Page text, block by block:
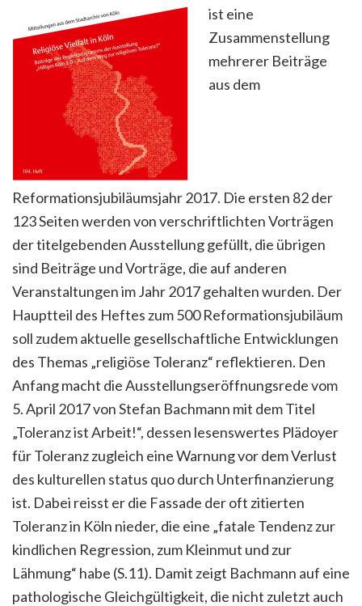
ist eine
Zusammenstellung
mehrerer Beiträge
aus dem
Reformationsjubiläumsjahr 2017. Die ersten 82 der
123 Seiten werden von verschriftlichten Vorträgen
der titelgebenden Ausstellung gefüllt, die übrigen
sind Beiträge und Vorträge, die auf anderen
Veranstaltungen im Jahr 2017 gehalten wurden. Der
Hauptteil des Heftes zum 500 Reformationsjubiläum
soll zudem aktuelle gesellschaftliche Entwicklungen
des Themas „religiöse Toleranz“ reflektieren. Den
Anfang macht die Ausstellungseröffnungsrede vom
5. April 2017 von Stefan Bachmann mit dem Titel
„Toleranz ist Arbeit!“, dessen lesenswertes Plädoyer
für Toleranz zugleich eine Warnung vor dem Verlust
des kulturellen status quo durch Unterfinanzierung
ist. Dabei reisst er die Fassade der oft zitierten
Toleranz in Köln nieder, die eine „fatale Tendenz zur
kindlichen Regression, zum Kleinmut und zur
Lähmung“ habe (S.11). Damit zeigt Bachmann auf eine
pathologische Gleichgültigkeit, die nicht zuletzt auch